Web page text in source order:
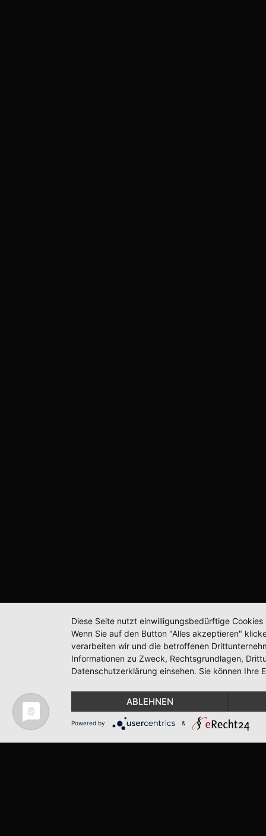
Diese Seite nutzt einwilligungsbedürftige
Wenn Sie auf den Button "Alles akzeptieren"
verarbeiten wir und die betroffenen
Informationen zu Zweck, Rechtsgrundlagen,
Datenschutzerklärung einsehen. Sie können Ihre
ABLEHNEN
Powered by &